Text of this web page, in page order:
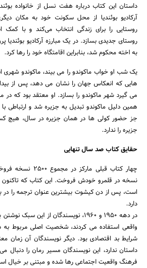
جستجو
داستان این کتاب درباره هفت نسل از خانواده
آرکادیو بوئندیا از محل سکونت خود به مکان
روستایی را برای زندگی انتخاب می‌کند و با
روستای جدیدی بسازد. در یک مبارزه آرکادیو بوئندیا
به اخته محکوم شد، بنابراین اقامتگاه خود را رها کرد.
یک شب او خواب ماکوندو را می بیند، ماکوندو
هایی که انعکاس جهان را نشان می دهد، پس از
می گیرد شهر ماکوندو را بسازد. او معتقد بود که در
همین دلیل ماکوندو تبدیل به جزیره شد و ارتباطی
جز حضور کولی ها در همان جزیره در سال، هیچ
جزیره را ندارد.
حقایق کتاب صد سال تنهایی
است، پس از دن کیشوت بیشترین عنوان ترجمه را در
دارد.
در دهه 1950 و 1960، نویسندگان از این
واقعی استفاده می کردند، شخصیت اصلی مربوط به
شرایط بد اقتصادی بود. دیگر نویسندگان آن زمان
داستان ندارد، این نویسندگان مسیر رمان را دنبال
فرهنگ واقعیت اجتماعی رها شده و مبتنی بر خیال